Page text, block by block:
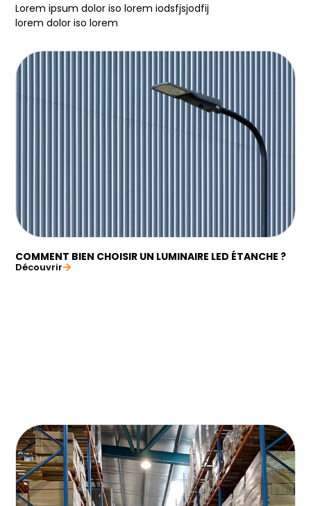
Lorem ipsum dolor iso lorem iodsfjsjodfij
lorem dolor iso lorem
COMMENT BIEN CHOISIR UN LUMINAIRE LED ÉTANCHE ?
Découvrir